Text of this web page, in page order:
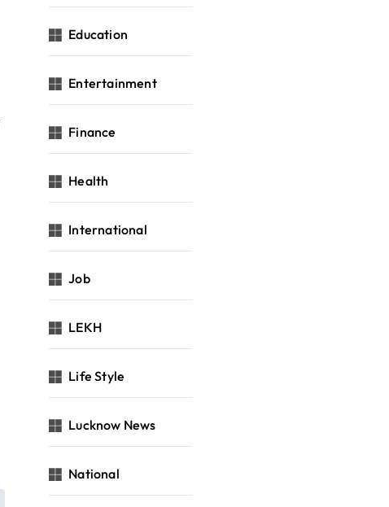
Education
Entertainment
Finance
Health
International
Job
LEKH
Life Style
Lucknow News
National